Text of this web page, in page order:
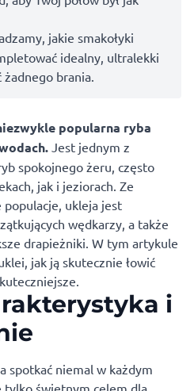
jakie smakołyki
idealny, ultralekki
brania.
popularna ryba
Jest jednym z
spokojnego żeru, często
jak i jeziorach. Ze
ukleja jest
wędkarzy, a także
drapieżniki. W tym artykule
jak ją skutecznie łowić
i
spotkać niemal w każdym
tylko świetnym celem dla